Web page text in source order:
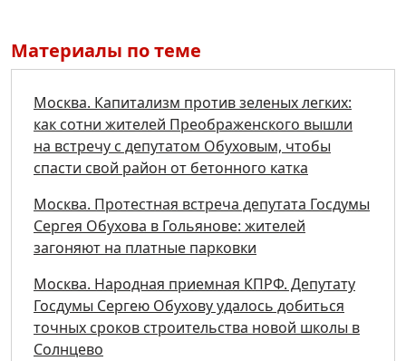
Материалы по теме
Москва. Капитализм против зеленых легких:
как сотни жителей Преображенского вышли
на встречу с депутатом Обуховым, чтобы
спасти свой район от бетонного катка
Москва. Протестная встреча депутата Госдумы
Сергея Обухова в Гольянове: жителей
загоняют на платные парковки
Москва. Народная приемная КПРФ. Депутату
Госдумы Сергею Обухову удалось добиться
точных сроков строительства новой школы в
Солнцево